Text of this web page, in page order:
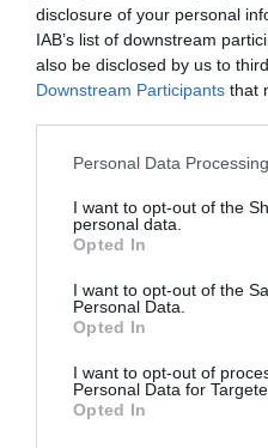
disclosure of your personal
IAB’s list of downstream
also be disclosed by us to
Downstream Participants that
Please note that this website/
not limited to your visit or
grant or deny consent to
use your data for below
consent section.
Personal Data
I want to opt-out of the
personal data.
Opted In
I want to opt-out of the
Personal Data.
Opted In
I want to opt-out of
Personal Data for
Opted In